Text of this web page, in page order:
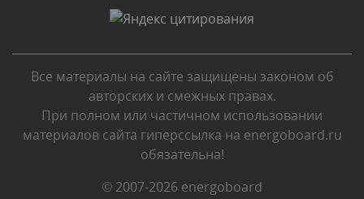
Текст комментария будет виден после проверки
администратором.
Комментарий проверяется
Текст комментария будет виден после проверки
администратором.
Вчера, в 12:19
Комментарий проверяется
Все материалы на сайте защищены законом об
авторских и смежных правах.
При полном или частичном использовании
материалов сайта гиперссылка на energoboard.ru
обязательна!
© 2007-2026 energoboard